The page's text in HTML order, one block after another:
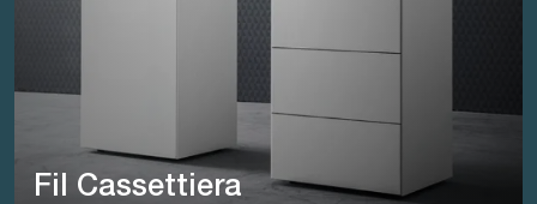
Fil Cassettiera